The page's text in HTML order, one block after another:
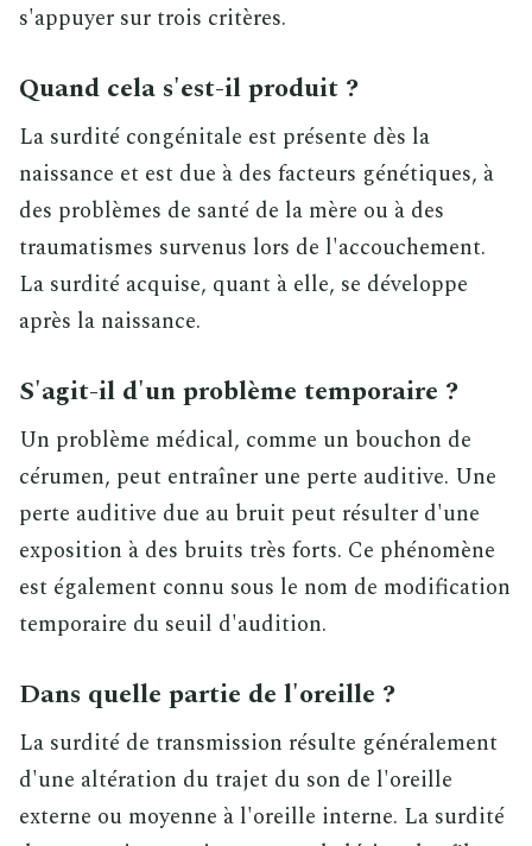
s'appuyer sur trois critères.
Quand cela s'est-il produit ?
La surdité congénitale est présente dès la
naissance et est due à des facteurs génétiques, à
des problèmes de santé de la mère ou à des
traumatismes survenus lors de l'accouchement.
La surdité acquise, quant à elle, se développe
après la naissance.
S'agit-il d'un problème temporaire ?
Un problème médical, comme un bouchon de
cérumen, peut entraîner une perte auditive. Une
perte auditive due au bruit peut résulter d'une
exposition à des bruits très forts. Ce phénomène
est également connu sous le nom de modification
temporaire du seuil d'audition.
Dans quelle partie de l'oreille ?
La surdité de transmission résulte généralement
d'une altération du trajet du son de l'oreille
externe ou moyenne à l'oreille interne. La surdité